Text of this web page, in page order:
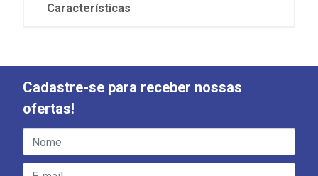
Características
Cadastre-se para receber nossas
ofertas!